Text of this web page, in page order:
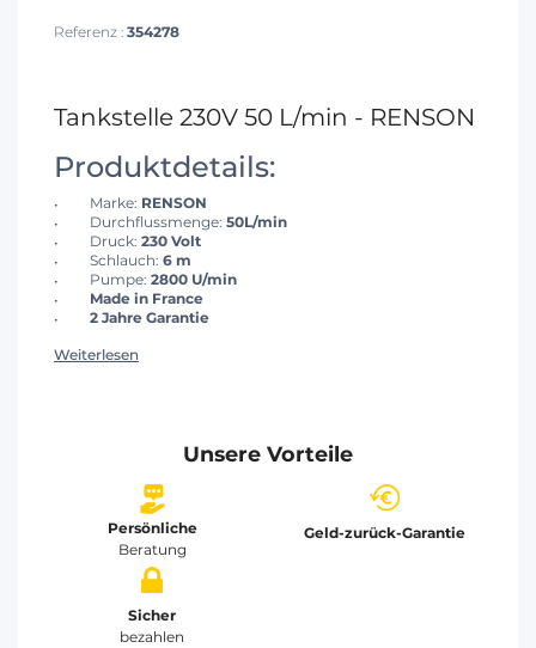
Referenz : 354278
Tankstelle 230V 50 L/min - RENSON
Produktdetails:
Marke: RENSON
Durchflussmenge: 50L/min
Druck: 230 Volt
Schlauch: 6 m
Pumpe: 2800 U/min
Made in France
2 Jahre Garantie
Weiterlesen
Unsere Vorteile
Persönliche
Beratung
Geld-zurück-Garantie
Sicher
bezahlen